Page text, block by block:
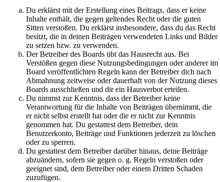
Du erklärst mit der Erstellung eines Beitrags, dass er keine
Inhalte enthält, die gegen geltendes Recht oder die guten
Sitten verstoßen. Du erklärst insbesondere, dass du das Recht
besitzt, die in deinen Beiträgen verwendeten Links und Bilder
zu setzen bzw. zu verwenden.
Der Betreiber des Boards übt das Hausrecht aus. Bei
Verstößen gegen diese Nutzungsbedingungen oder anderer im
Board veröffentlichten Regeln kann der Betreiber dich nach
Abmahnung zeitweise oder dauerhaft von der Nutzung dieses
Boards ausschließen und dir ein Hausverbot erteilen.
Du nimmst zur Kenntnis, dass der Betreiber keine
Verantwortung für die Inhalte von Beiträgen übernimmt, die
er nicht selbst erstellt hat oder die er nicht zur Kenntnis
genommen hat. Du gestattest dem Betreiber, dein
Benutzerkonto, Beiträge und Funktionen jederzeit zu löschen
oder zu sperren.
Du gestattest dem Betreiber darüber hinaus, deine Beiträge
abzuändern, sofern sie gegen o. g. Regeln verstoßen oder
geeignet sind, dem Betreiber oder einem Dritten Schaden
zuzufügen.